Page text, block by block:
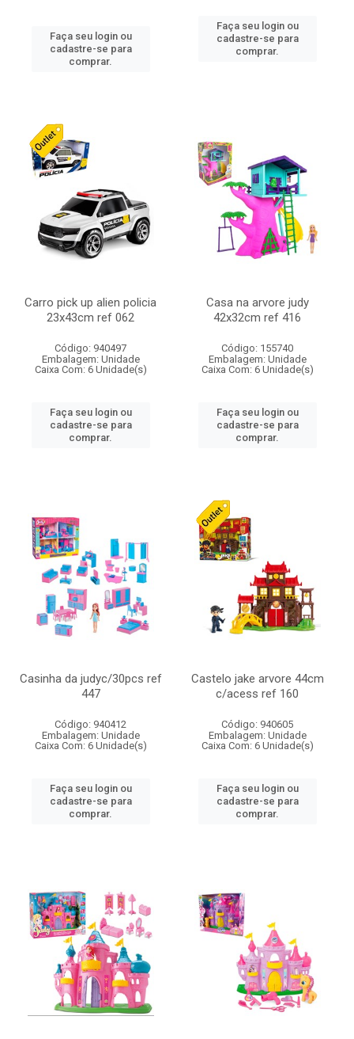
Faça seu login ou
cadastre-se para
comprar.
Faça seu login ou
cadastre-se para
comprar.
Carro pick up alien policia
23x43cm ref 062
Código: 940497
Embalagem: Unidade
Caixa Com: 6 Unidade(s)
Faça seu login ou
cadastre-se para
comprar.
Casa na arvore judy
42x32cm ref 416
Código: 155740
Embalagem: Unidade
Caixa Com: 6 Unidade(s)
Faça seu login ou
cadastre-se para
comprar.
Casinha da judyc/30pcs ref
447
Código: 940412
Embalagem: Unidade
Caixa Com: 6 Unidade(s)
Faça seu login ou
cadastre-se para
comprar.
Castelo jake arvore 44cm
c/acess ref 160
Código: 940605
Embalagem: Unidade
Caixa Com: 6 Unidade(s)
Faça seu login ou
cadastre-se para
comprar.